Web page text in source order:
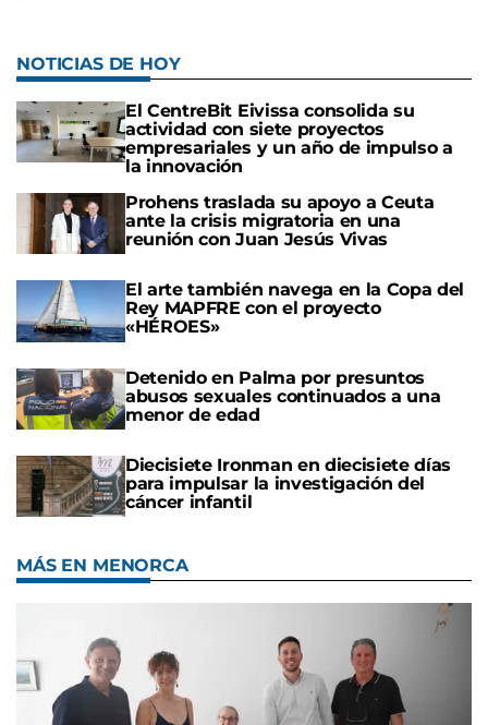
NOTICIAS DE HOY
El CentreBit Eivissa consolida su
actividad con siete proyectos
empresariales y un año de impulso a
la innovación
Prohens traslada su apoyo a Ceuta
ante la crisis migratoria en una
reunión con Juan Jesús Vivas
El arte también navega en la Copa del
Rey MAPFRE con el proyecto
«HÉROES»
Detenido en Palma por presuntos
abusos sexuales continuados a una
menor de edad
Diecisiete Ironman en diecisiete días
para impulsar la investigación del
cáncer infantil
MÁS EN MENORCA